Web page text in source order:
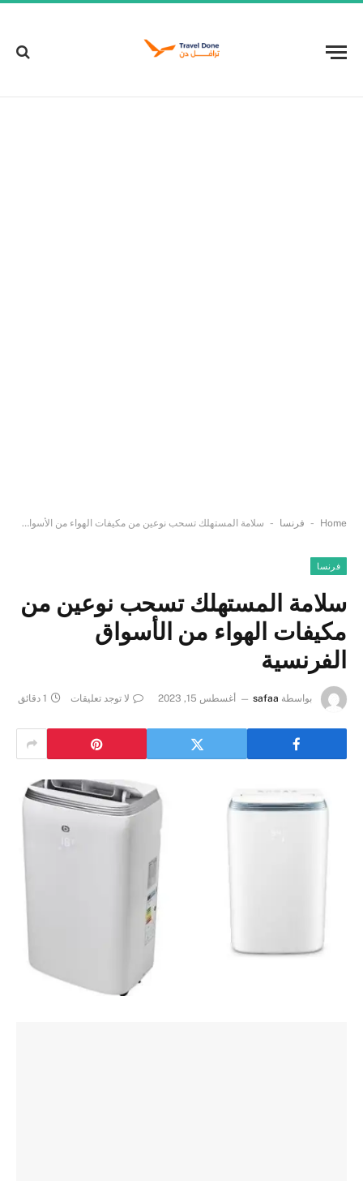
Home
- فرنسا - سلامة المستهلك تسحب نوعين من مكيفات الهواء من الأسواق الفرنسية
فرنسا
سلامة المستهلك تسحب نوعين من
مكيفات الهواء من الأسواق
الفرنسية
بواسطة safaa أغسطس 15, 2023 لا توجد تعليقات 1 دقائق